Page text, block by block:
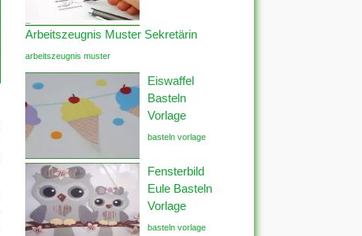
Arbeitszeugnis Muster Sekretärin
arbeitszeugnis muster
Eiswaffel
Basteln
Vorlage
basteln vorlage
Fensterbild
Eule Basteln
Vorlage
basteln vorlage